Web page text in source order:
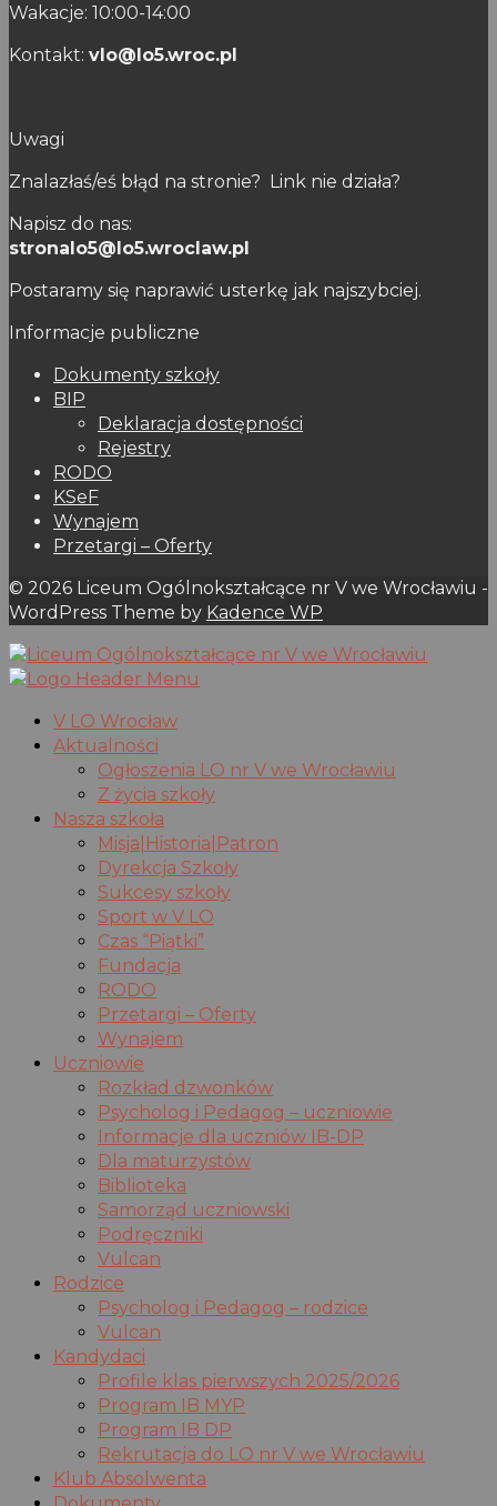
Wakacje: 10:00-14:00
Kontakt: vlo@lo5.wroc.pl
Uwagi
Znalazłaś/eś błąd na stronie? Link nie działa?
Napisz do nas:
stronalo5@lo5.wroclaw.pl
Postaramy się naprawić usterkę jak najszybciej.
Informacje publiczne
Dokumenty szkoły
BIP
Deklaracja dostępności
Rejestry
RODO
KSeF
Wynajem
Przetargi – Oferty
© 2026 Liceum Ogólnokształcące nr V we Wrocławiu -
WordPress Theme by Kadence WP
V LO Wrocław
Aktualności
Ogłoszenia LO nr V we Wrocławiu
Z życia szkoły
Nasza szkoła
Misja|Historia|Patron
Dyrekcja Szkoły
Sukcesy szkoły
Sport w V LO
Czas “Piątki”
Fundacja
RODO
Przetargi – Oferty
Wynajem
Uczniowie
Rozkład dzwonków
Psycholog i Pedagog – uczniowie
Informacje dla uczniów IB-DP
Dla maturzystów
Biblioteka
Samorząd uczniowski
Podręczniki
Vulcan
Rodzice
Psycholog i Pedagog – rodzice
Vulcan
Kandydaci
Profile klas pierwszych 2025/2026
Program IB MYP
Program IB DP
Rekrutacja do LO nr V we Wrocławiu
Klub Absolwenta